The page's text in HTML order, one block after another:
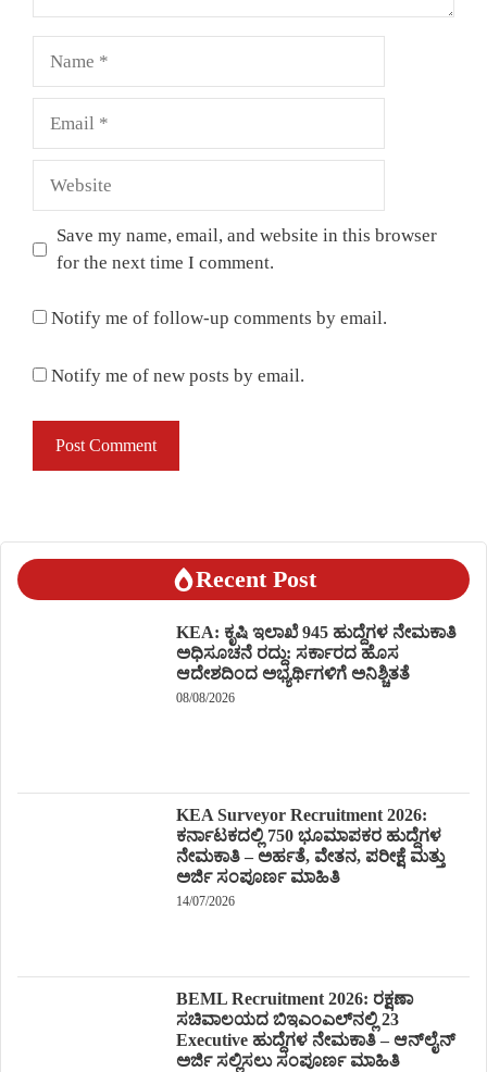
Save my name, email, and website in this browser
for the next time I comment.
Notify me of follow-up comments by email.
Notify me of new posts by email.
Recent Post
KEA: ಕೃಷಿ ಇಲಾಖೆ 945 ಹುದ್ದೆಗಳ ನೇಮಕಾತಿ
ಅಧಿಸೂಚನೆ ರದ್ದು: ಸರ್ಕಾರದ ಹೊಸ
ಆದೇಶದಿಂದ ಅಭ್ಯರ್ಥಿಗಳಿಗೆ ಅನಿಶ್ಚಿತತೆ
08/08/2026
KEA Surveyor Recruitment 2026:
ಕರ್ನಾಟಕದಲ್ಲಿ 750 ಭೂಮಾಪಕರ ಹುದ್ದೆಗಳ
ನೇಮಕಾತಿ – ಅರ್ಹತೆ, ವೇತನ, ಪರೀಕ್ಷೆ ಮತ್ತು
ಅರ್ಜಿ ಸಂಪೂರ್ಣ ಮಾಹಿತಿ
14/07/2026
BEML Recruitment 2026: ರಕ್ಷಣಾ
ಸಚಿವಾಲಯದ ಬಿಇಎಂಎಲ್‌ನಲ್ಲಿ 23
Executive ಹುದ್ದೆಗಳ ನೇಮಕಾತಿ – ಆನ್‌ಲೈನ್
ಅರ್ಜಿ ಸಲ್ಲಿಸಲು ಸಂಪೂರ್ಣ ಮಾಹಿತಿ